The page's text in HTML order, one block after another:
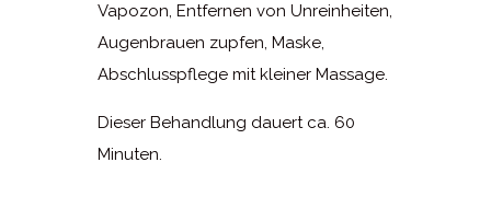
Vapozon, Entfernen von Unreinheiten,
Augenbrauen zupfen, Maske,
Abschlusspflege mit kleiner Massage.
Dieser Behandlung dauert ca. 60
Minuten.